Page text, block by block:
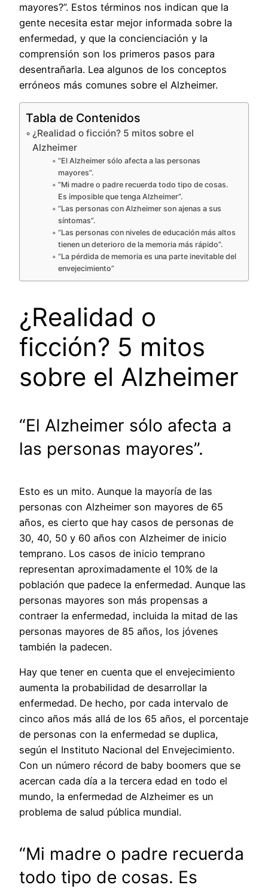
mayores?”. Estos términos nos indican que la
gente necesita estar mejor informada sobre la
enfermedad, y que la concienciación y la
comprensión son los primeros pasos para
desentrañarla. Lea algunos de los conceptos
erróneos más comunes sobre el Alzheimer.
Tabla de Contenidos
¿Realidad o ficción? 5 mitos sobre el
Alzheimer
“El Alzheimer sólo afecta a las personas
mayores”.
“Mi madre o padre recuerda todo tipo de cosas.
Es imposible que tenga Alzheimer”.
“Las personas con Alzheimer son ajenas a sus
síntomas”.
“Las personas con niveles de educación más altos
tienen un deterioro de la memoria más rápido”.
“La pérdida de memoria es una parte inevitable del
envejecimiento”
¿Realidad o
ficción? 5 mitos
sobre el Alzheimer
“El Alzheimer sólo afecta a
las personas mayores”.
Esto es un mito. Aunque la mayoría de las
personas con Alzheimer son mayores de 65
años, es cierto que hay casos de personas de
30, 40, 50 y 60 años con Alzheimer de inicio
temprano. Los casos de inicio temprano
representan aproximadamente el 10% de la
población que padece la enfermedad. Aunque las
personas mayores son más propensas a
contraer la enfermedad, incluida la mitad de las
personas mayores de 85 años, los jóvenes
también la padecen.
Hay que tener en cuenta que el envejecimiento
aumenta la probabilidad de desarrollar la
enfermedad. De hecho, por cada intervalo de
cinco años más allá de los 65 años, el porcentaje
de personas con la enfermedad se duplica,
según el Instituto Nacional del Envejecimiento.
Con un número récord de baby boomers que se
acercan cada día a la tercera edad en todo el
mundo, la enfermedad de Alzheimer es un
problema de salud pública mundial.
“Mi madre o padre recuerda
todo tipo de cosas. Es